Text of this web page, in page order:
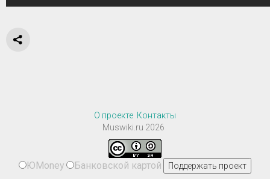
О проекте Контакты
Muswiki.ru 2026
ЮMoney Банковской картой